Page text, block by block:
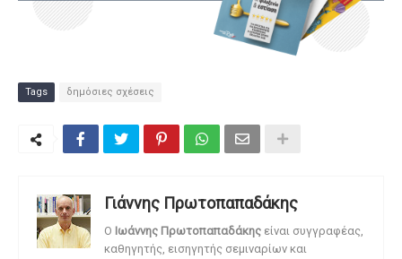
Tags δημόσιες σχέσεις
Γιάννης Πρωτοπαπαδάκης
O Ιωάννης Πρωτοπαπαδάκης είναι συγγραφέας,
καθηγητής, εισηγητής σεμιναρίων και